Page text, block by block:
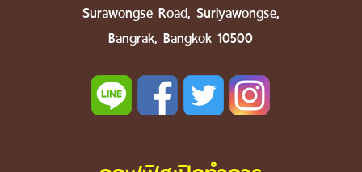
Surawongse Road, Suriyawongse,
Bangrak, Bangkok 10500